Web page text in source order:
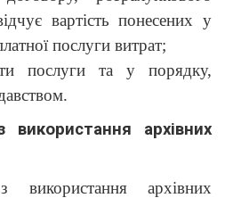
вартість понесених у
послуги витрат;
послуги та у порядку,
використання архівних
використання архівних